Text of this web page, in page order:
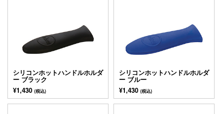
シリコンホットハンドルホルダ
ー ブラック
¥1,430 (税込)
シリコンホットハンドルホルダ
ー ブルー
¥1,430 (税込)